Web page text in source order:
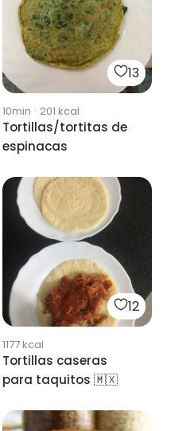
13
10min · 201 kcal
Tortillas/tortitas de
espinacas
12
1177kcal
Tortillas caseras
para taquitos 🇲🇽